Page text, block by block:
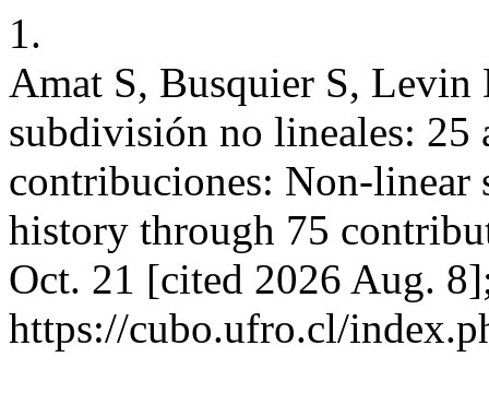
1.
Amat S, Busquier S, Levin
subdivisión no lineales: 25
contribuciones: Non-linear
history through 75
Oct. 21 [cited 2026 Aug.
https://cubo.ufro.cl/